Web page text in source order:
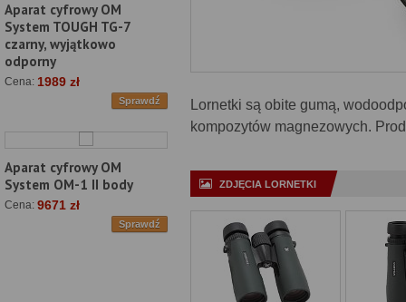
Aparat cyfrowy OM
System TOUGH TG-7
czarny, wyjątkowo
odporny
Cena: 1989 zł
Sprawdź
Aparat cyfrowy OM
System OM-1 II body
Cena: 9671 zł
Sprawdź
Lornetki są obite gumą,
kompozytów magnezowych.
ZDJĘCIA LORNETKI